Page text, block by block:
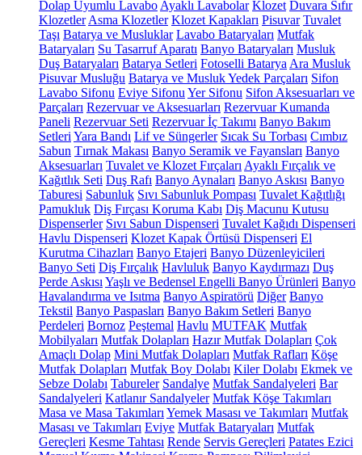
Dolap Uyumlu Lavabo Ayaklı Lavabolar Klozet Duvara Sıfır
Klozetler Asma Klozetler Klozet Kapakları Pisuvar Tuvalet
Taşı Batarya ve Musluklar Lavabo Bataryaları Mutfak
Bataryaları Su Tasarruf Aparatı Banyo Bataryaları Musluk
Duş Bataryaları Batarya Setleri Fotoselli Batarya Ara Musluk
Pisuvar Musluğu Batarya ve Musluk Yedek Parçaları Sifon
Lavabo Sifonu Eviye Sifonu Yer Sifonu Sifon Aksesuarları ve
Parçaları Rezervuar ve Aksesuarları Rezervuar Kumanda
Paneli Rezervuar Seti Rezervuar İç Takımı Banyo Bakım
Setleri Yara Bandı Lif ve Süngerler Sıcak Su Torbası Cımbız
Sabun Tırnak Makası Banyo Seramik ve Fayansları Banyo
Aksesuarları Tuvalet ve Klozet Fırçaları Ayaklı Fırçalık ve
Kağıtlık Seti Duş Rafı Banyo Aynaları Banyo Askısı Banyo
Taburesi Sabunluk Sıvı Sabunluk Pompası Tuvalet Kağıtlığı
Pamukluk Diş Fırçası Koruma Kabı Diş Macunu Kutusu
Dispenserler Sıvı Sabun Dispenseri Tuvalet Kağıdı Dispenseri
Havlu Dispenseri Klozet Kapak Örtüsü Dispenseri El
Kurutma Cihazları Banyo Etajeri Banyo Düzenleyicileri
Banyo Seti Diş Fırçalık Havluluk Banyo Kaydırmazı Duş
Perde Askısı Yaşlı ve Bedensel Engelli Banyo Ürünleri Banyo
Havalandırma ve Isıtma Banyo Aspiratörü Diğer Banyo
Tekstil Banyo Paspasları Banyo Bakım Setleri Banyo
Perdeleri Bornoz Peştemal Havlu MUTFAK Mutfak
Mobilyaları Mutfak Dolapları Hazır Mutfak Dolapları Çok
Amaçlı Dolap Mini Mutfak Dolapları Mutfak Rafları Köşe
Mutfak Dolapları Mutfak Boy Dolabı Kiler Dolabı Ekmek ve
Sebze Dolabı Tabureler Sandalye Mutfak Sandalyeleri Bar
Sandalyeleri Katlanır Sandalyeler Mutfak Köşe Takımları
Masa ve Masa Takımları Yemek Masası ve Takımları Mutfak
Masası ve Takımları Eviye Mutfak Bataryaları Mutfak
Gereçleri Kesme Tahtası Rende Servis Gereçleri Patates Ezici